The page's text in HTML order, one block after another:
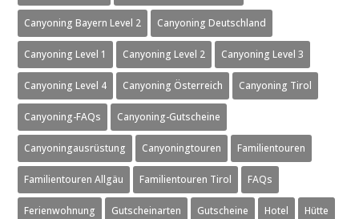
Canyoning Bayern Level 2 Canyoning Deutschland
Canyoning Level 1 Canyoning Level 2 Canyoning Level 3
Canyoning Level 4 Canyoning Österreich Canyoning Tirol
Canyoning-FAQs Canyoning-Gutscheine
Canyoningausrüstung Canyoningtouren Familientouren
Familientouren Allgäu Familientouren Tirol FAQs
Ferienwohnung Gutscheinarten Gutscheine Hotel Hütte